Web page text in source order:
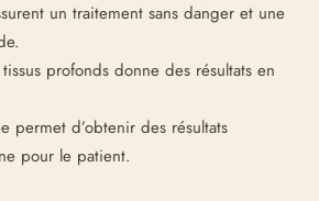
un traitement sans danger et une
profonds donne des résultats en
permet d’obtenir des résultats
pour le patient.